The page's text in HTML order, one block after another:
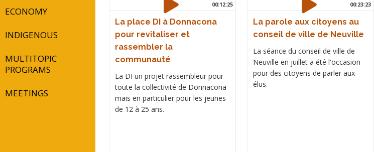
ECONOMY
INDIGENOUS
MULTITOPIC
PROGRAMS
MEETINGS
00:12:25
La place DI à Donnacona
pour revitaliser et
rassembler la
communauté
La DI un projet rassembleur pour
toute la collectivité de Donnacona
mais en particulier pour les jeunes
de 12 à 25 ans.
00:23:23
La parole aux citoyens au
conseil de ville de Neuville
La séance du conseil de ville de
Neuville en juillet a été l'occasion
pour des citoyens de parler aux
élus.